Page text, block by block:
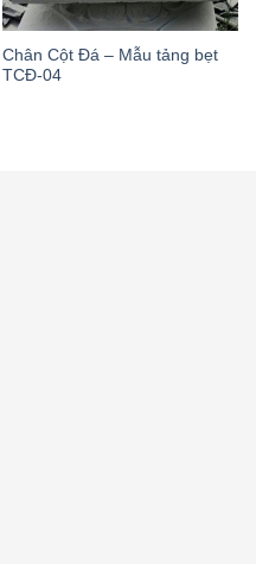
Chân Cột Đá – Mẫu tảng bẹt
TCĐ-04